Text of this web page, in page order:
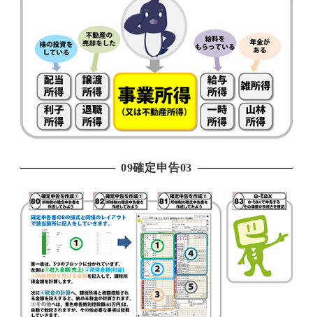
09確定申告03